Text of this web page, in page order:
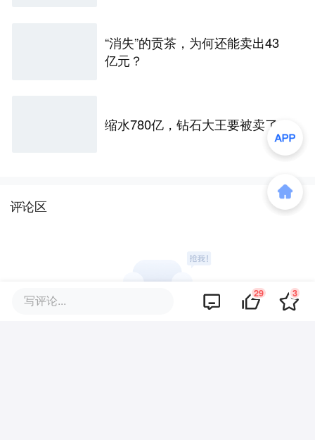
“消失”的贡茶，为何还能卖出43
亿元？
缩水780亿，钻石大王要被卖了
评论区
写评论... 29 3